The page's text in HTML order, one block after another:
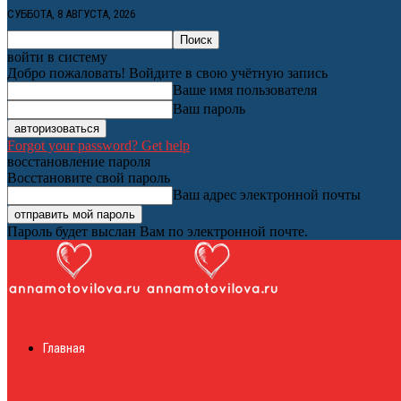
СУББОТА, 8 АВГУСТА, 2026
войти в систему
Добро пожаловать! Войдите в свою учётную запись
Ваше имя пользователя
Ваш пароль
Forgot your password? Get help
восстановление пароля
Восстановите свой пароль
Ваш адрес электронной почты
Пароль будет выслан Вам по электронной почте.
Главная